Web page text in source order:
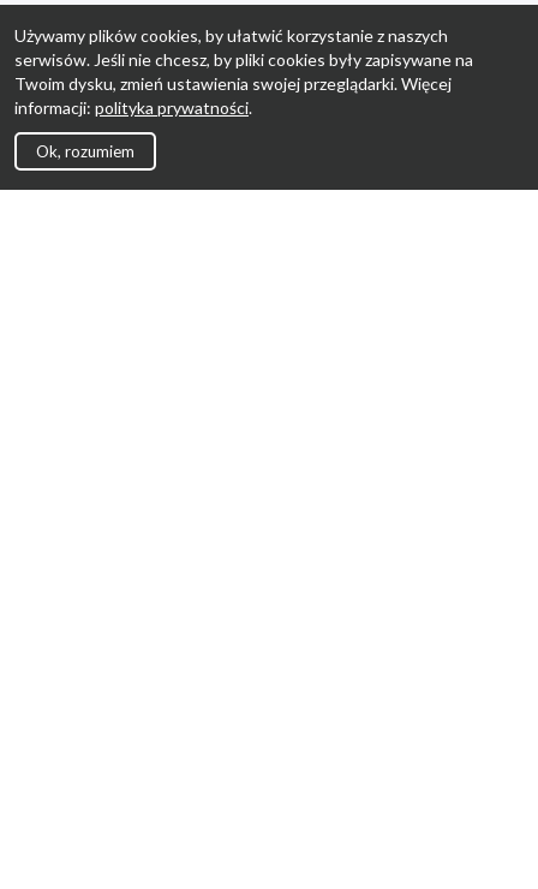
Używamy plików cookies, by ułatwić korzystanie z naszych
serwisów. Jeśli nie chcesz, by pliki cookies były zapisywane na
Twoim dysku, zmień ustawienia swojej przeglądarki. Więcej
informacji: polityka prywatności.
Ok, rozumiem